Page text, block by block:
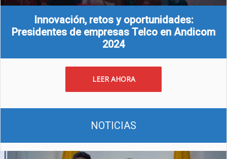
Innovación, retos y oportunidades:
Presidentes de empresas Telco en Andicom
2024
LEER AHORA
NOTICIAS